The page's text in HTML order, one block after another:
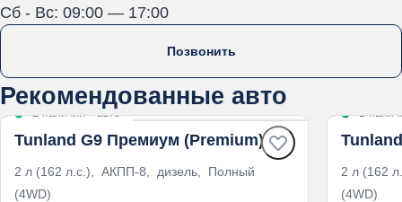
Cб - Вс: 09:00 — 17:00
Позвонить
Рекомендованные авто
В наличии·авто
Tunland G9 Премиум (Premium)
2 л (162 л.с.), АКПП-8, дизель, Полный
(4WD)
В
2 л (162
(4WD)